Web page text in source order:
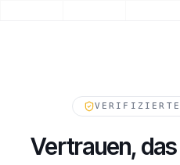
VERIFIZIERTE
Vertrauen,